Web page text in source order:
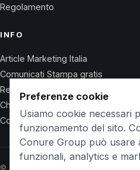
Regolamento
INFO
Article Marketing Italia
Comunicati Stampa gratis
Regolamento
Chi Siamo
Contatti
© 2026 Wet Life News · The Conure
Preferenze cookie
Usiamo cookie necessari
funzionamento del sito.
Conure Group può usare
funzionali, analytics e